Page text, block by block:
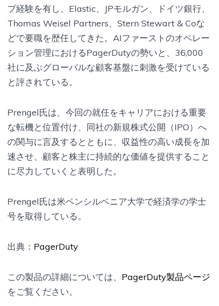
プ経験を有し、Elastic、JPモルガン、ドイツ銀行、
Thomas Weisel Partners、Stern Stewart & Coな
どで要職を歴任してきた。AIファーストのオペレー
ション管理におけるPagerDutyの勢いと、36,000
社に及ぶグローバルな顧客基盤に刺激を受けている
と評されている。
Prengel氏は、今回の就任をキャリアにおける重要
な転機と位置付け、同社の新規株式公開（IPO）へ
の関与に言及するとともに、収益性の高い成長を加
速させ、顧客と株主に持続的な価値を提供すること
に尽力していくと表明した。
Prengel氏は米ペンシルベニア大学で経済学の学士
号を取得している。
出典： PagerDuty
この製品の詳細については、 PagerDuty製品ページ
をご覧ください。